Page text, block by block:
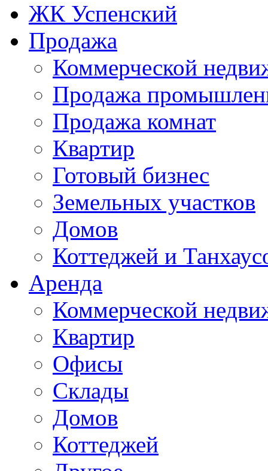
ЖК Успенский
Продажа
Коммерческой
Продажа
Продажа комнат
Квартир
Готовый бизнес
Земельных участков
Домов
Коттеджей и
Аренда
Коммерческой
Квартир
Офисы
Склады
Домов
Коттеджей